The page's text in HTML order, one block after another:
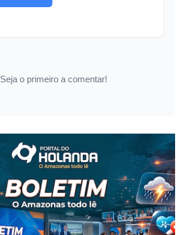
Seja o primeiro a comentar!